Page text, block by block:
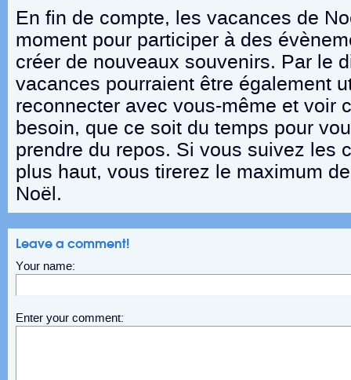
En fin de compte, les vacances de
moment pour participer à des
créer de nouveaux souvenirs. Par le
vacances pourraient être également
reconnecter avec vous-même et voir
besoin, que ce soit du temps pour
prendre du repos. Si vous suivez les
plus haut, vous tirerez le maximum
Noël.
Leave a comment!
Your name:
Enter your comment: